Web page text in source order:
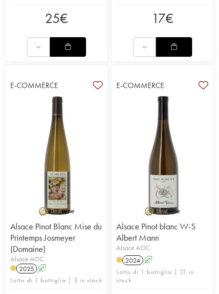
25€ 17€
E-COMMERCE
Alsace Pinot Blanc Mise du
Printemps Josmeyer
(Domaine)
Alsace AOC
2025 A
Lotto di 1 bottiglia | 3 in stock
E-COMMERCE
Alsace Pinot blanc W-S
Albert Mann
Alsace AOC
2024 A
Lotto di 1 bottiglia | 21 in
stock